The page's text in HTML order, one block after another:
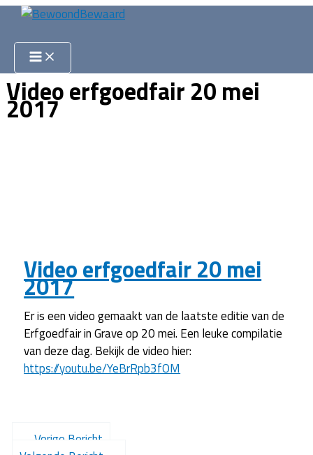
de
inhoud
Video erfgoedfair 20 mei
2017
Video erfgoedfair 20 mei
2017
Er is een video gemaakt van de laatste editie van de
Erfgoedfair in Grave op 20 mei. Een leuke compilatie
van deze dag. Bekijk de video hier:
https://youtu.be/YeBrRpb3fOM
Vorige Bericht